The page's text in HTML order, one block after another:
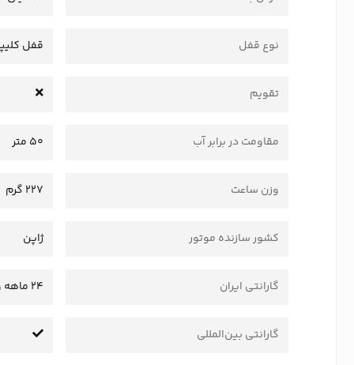
نوع قفل قفل
تقویم
مقاومت در برابر آب 50 متر
وزن ساعت 227 گرم
کشور سازنده موتور ژاپن
گارانتی ایران 24 ماهه وستا سرویس
گارانتی بین‌المللی